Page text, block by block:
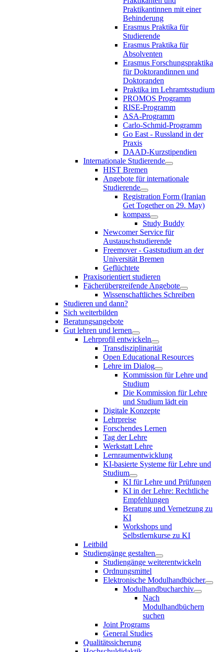
Praktikantinnen mit einer
Behinderung
Erasmus Praktika für
Studierende
Erasmus Praktika für
Absolventen
Erasmus Forschungspraktika
für Doktorandinnen und
Doktoranden
Praktika im Lehramtsstudium
PROMOS Programm
RISE-Programm
ASA-Programm
Carlo-Schmid-Programm
Go East - Russland in der
Praxis
DAAD-Kurzstipendien
Internationale Studierende
HIST Bremen
Angebote für internationale
Studierende
Registration Form (Iranian
Get Together on 29. May)
kompass
Study Buddy
Newcomer Service für
Austauschstudierende
Freemover - Gaststudium an der
Universität Bremen
Geflüchtete
Praxisorientiert studieren
Fächerübergreifende Angebote
Wissenschaftliches Schreiben
Studieren und dann?
Sich weiterbilden
Beratungsangebote
Gut lehren und lernen
Lehrprofil entwickeln
Transdisziplinarität
Open Educational Resources
Lehre im Dialog
Kommission für Lehre und
Studium
Die Kommission für Lehre
und Studium lädt ein
Digitale Konzepte
Lehrpreise
Forschendes Lernen
Tag der Lehre
Werkstatt Lehre
Lernraumentwicklung
KI-basierte Systeme für Lehre und
Studium
KI für Lehre und Prüfungen
KI in der Lehre: Rechtliche
Empfehlungen
Beratung und Vernetzung zu
KI
Workshops und
Selbstlernkurse zu KI
Leitbild
Studiengänge gestalten
Studiengänge weiterentwickeln
Ordnungsmittel
Elektronische Modulhandbücher
Modulhandbucharchiv
Nach
Modulhandbüchern
suchen
Joint Programs
General Studies
Qualitätssicherung